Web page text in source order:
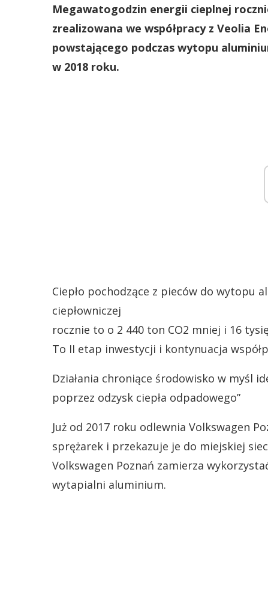
Megawatogodzin energii cieplnej
zrealizowana we współpracy z Veolia
powstającego podczas wytopu
w 2018 roku.
Ciepło pochodzące z pieców do wytopu
ciepłowniczej
rocznie to o 2 440 ton CO2 mniej i 16
To II etap inwestycji i kontynuacja
Działania chroniące środowisko w myśl
poprzez odzysk ciepła odpadowego”
Już od 2017 roku odlewnia Volkswagen
sprężarek i przekazuje je do miejskiej
Volkswagen Poznań zamierza
wytapialni aluminium.